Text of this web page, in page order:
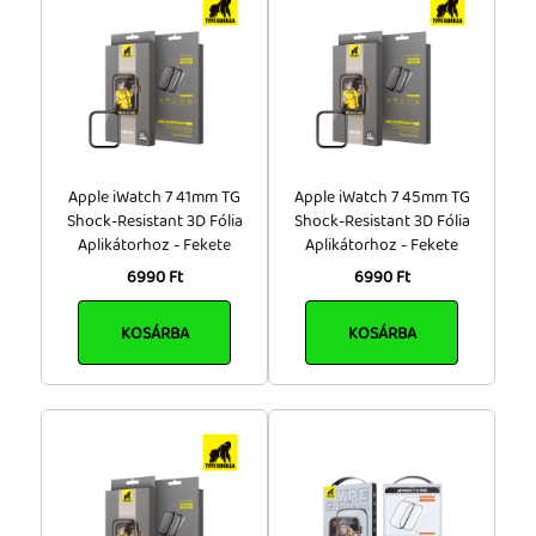
20 000 - 50 000 Ft
50 000 - 100 000 Ft
100 000 Ft felett
Márka
DEVIA (21)
FSHANG (1)
INKAX (4)
JOYROOM (2)
LITO (113)
TACTICAL (5)
Arany (8)
Carbon (3)
Apple iWatch 7 41mm TG
Shock-Resistant 3D Fólia
Aplikátorhoz - Fekete
6990 Ft
KOSÁRBA
Apple iWatch 7 45mm TG
Shock-Resistant 3D Fólia
Aplikátorhoz - Fekete
6990 Ft
KOSÁRBA
Tok, kábel, töltő, tartó
Információk
Szállítás, fizetés, garancia
Cégünkről, elérhetőségek